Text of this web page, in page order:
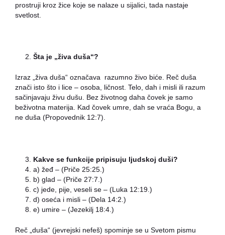
prostruji kroz žice koje se nalaze u sijalici, tada nastaje
svetlost.
Šta je „živa duša“?
Izraz „živa duša“ označava razumno živo biće. Reč duša
znači isto što i lice – osoba, ličnost. Telo, dah i misli ili razum
sačinjavaju živu dušu. Bez životnog daha čovek je samo
beživotna materija. Kad čovek umre, dah se vraća Bogu, a
ne duša (Propovednik 12:7).
Kakve se funkcije pripisuju ljudskoj duši?
a) žeđ – (Priče 25:25.)
b) glad – (Priče 27:7.)
c) jede, pije, veseli se – (Luka 12:19.)
d) oseća i misli – (Dela 14:2.)
e) umire – (Jezekilj 18:4.)
Reč „duša“ (jevrejski nefeš) spominje se u Svetom pismu